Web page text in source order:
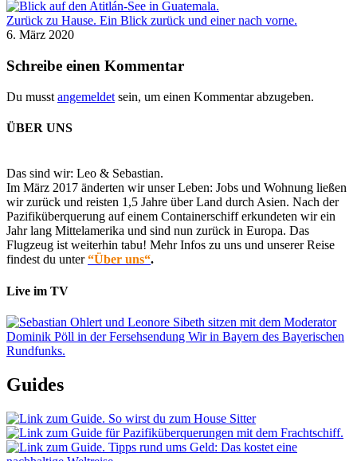
Zurück zu Hause. Ein Blick zurück und einer nach vorne.
6. März 2020
Schreibe einen Kommentar
Du musst angemeldet sein, um einen Kommentar abzugeben.
ÜBER UNS
Das sind wir: Leo & Sebastian.
Im März 2017 änderten wir unser Leben: Jobs und Wohnung ließen
wir zurück und reisten 1,5 Jahre über Land durch Asien. Nach der
Pazifiküberquerung auf einem Containerschiff erkundeten wir ein
Jahr lang Mittelamerika und sind nun zurück in Europa. Das
Flugzeug ist weiterhin tabu! Mehr Infos zu uns und unserer Reise
findest du unter“Über uns“.
Live im TV
Guides